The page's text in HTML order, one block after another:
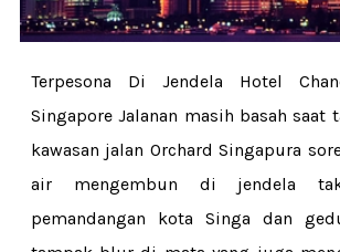
Terpesona Di Jendela Hotel
Singapore Jalanan masih basah saat
kawasan jalan Orchard Singapura
air mengembun di jendela
pemandangan kota Singa dan